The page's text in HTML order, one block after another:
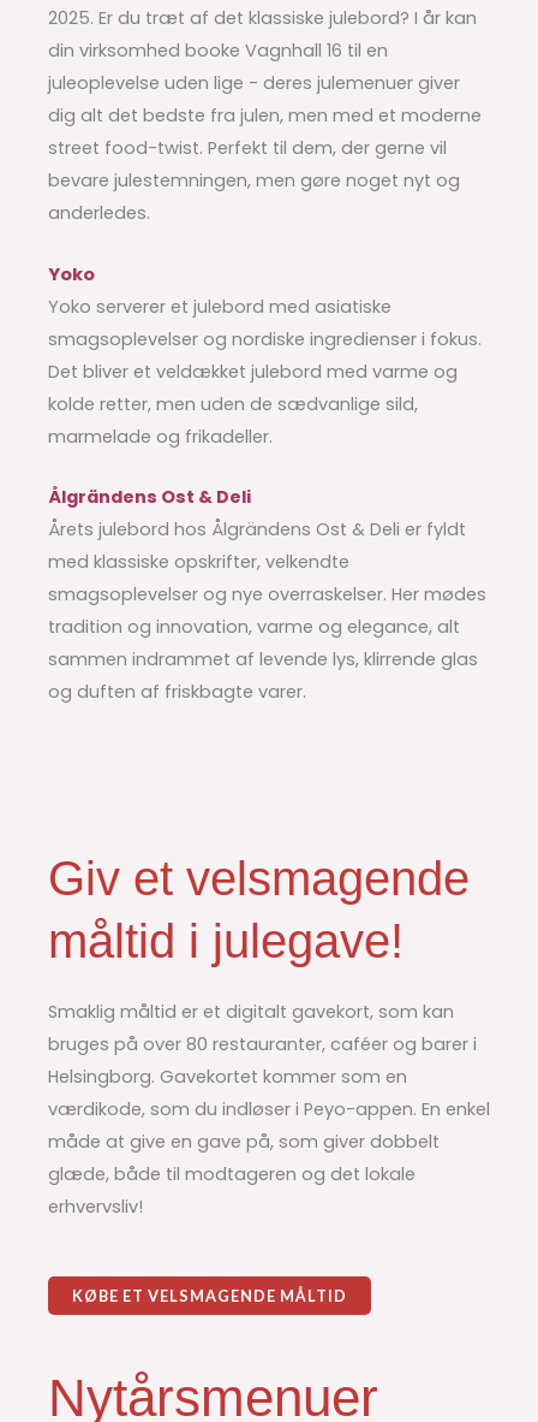
2025. Er du træt af det klassiske julebord? I år kan
din virksomhed booke Vagnhall 16 til en
juleoplevelse uden lige - deres julemenuer giver
dig alt det bedste fra julen, men med et moderne
street food-twist. Perfekt til dem, der gerne vil
bevare julestemningen, men gøre noget nyt og
anderledes.
Yoko
Yoko serverer et julebord med asiatiske
smagsoplevelser og nordiske ingredienser i fokus.
Det bliver et veldækket julebord med varme og
kolde retter, men uden de sædvanlige sild,
marmelade og frikadeller.
Ålgrändens Ost & Deli
Årets julebord hos Ålgrändens Ost & Deli er fyldt
med klassiske opskrifter, velkendte
smagsoplevelser og nye overraskelser. Her mødes
tradition og innovation, varme og elegance, alt
sammen indrammet af levende lys, klirrende glas
og duften af friskbagte varer.
Giv et velsmagende
måltid i julegave!
Smaklig måltid er et digitalt gavekort, som kan
bruges på over 80 restauranter, caféer og barer i
Helsingborg. Gavekortet kommer som en
værdikode, som du indløser i Peyo-appen. En enkel
måde at give en gave på, som giver dobbelt
glæde, både til modtageren og det lokale
erhvervsliv!
KØBE ET VELSMAGENDE MÅLTID
Nytårsmenuer